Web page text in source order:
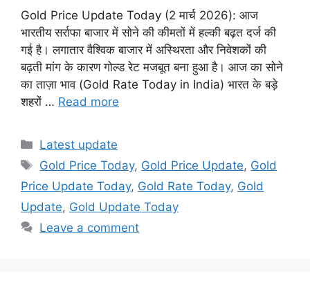
Gold Price Update Today (2 मार्च 2026): आज
भारतीय सर्राफा बाजार में सोने की कीमतों में हल्की बढ़त दर्ज की
गई है। लगातार वैश्विक बाजार में अस्थिरता और निवेशकों की
बढ़ती मांग के कारण गोल्ड रेट मजबूत बना हुआ है। आज का सोने
का ताज़ा भाव (Gold Rate Today in India) भारत के बड़े
शहरों … Read more
Categories
Latest update
Tags
Gold Price Today, Gold Price Update, Gold
Price Update Today, Gold Rate Today, Gold
Update, Gold Update Today
Leave a comment